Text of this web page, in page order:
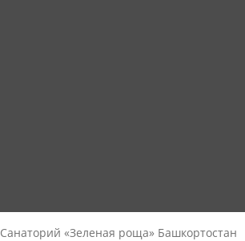
Санаторий «Зеленая роща» Башкортостан